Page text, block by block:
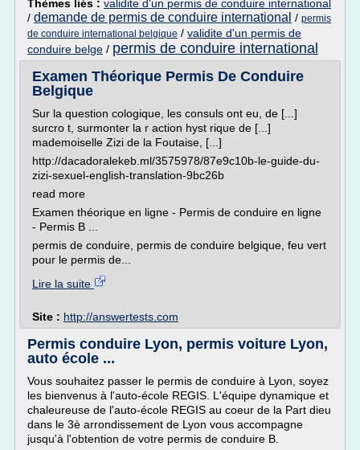
Thèmes liés : validite d'un permis de conduire international
/ demande de permis de conduire international / permis
de conduire international belgique / validite d'un permis de
conduire belge / permis de conduire international
Examen Théorique Permis De Conduire
Belgique
Sur la question cologique, les consuls ont eu, de [...]
surcro t, surmonter la r action hyst rique de [...]
mademoiselle Zizi de la Foutaise, [...]
http://dacadoralekeb.ml/3575978/87e9c10b-le-guide-du-
zizi-sexuel-english-translation-9bc26b
read more
Examen théorique en ligne - Permis de conduire en ligne
- Permis B ...
permis de conduire, permis de conduire belgique, feu vert
pour le permis de...
Lire la suite
Site : http://answertests.com
Permis conduire Lyon, permis voiture Lyon,
auto école ...
Vous souhaitez passer le permis de conduire à Lyon, soyez
les bienvenus à l'auto-école REGIS. L'équipe dynamique et
chaleureuse de l'auto-école REGIS au coeur de la Part dieu
dans le 3è arrondissement de Lyon vous accompagne
jusqu'à l'obtention de votre permis de conduire B.